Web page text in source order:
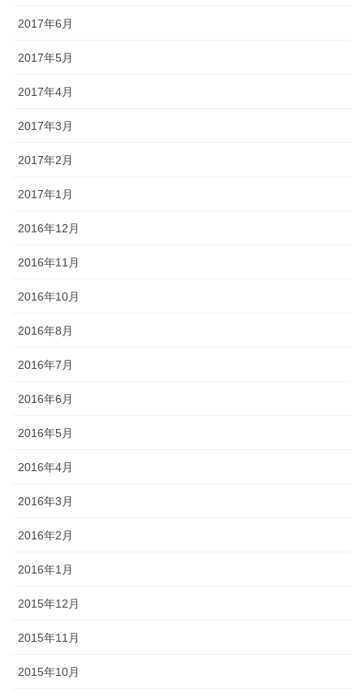
2017年6月
2017年5月
2017年4月
2017年3月
2017年2月
2017年1月
2016年12月
2016年11月
2016年10月
2016年8月
2016年7月
2016年6月
2016年5月
2016年4月
2016年3月
2016年2月
2016年1月
2015年12月
2015年11月
2015年10月